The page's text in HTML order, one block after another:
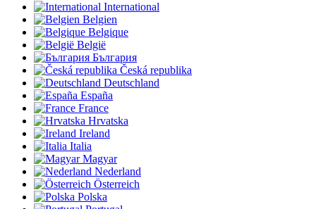
International
Belgien
Belgique
België
България
Česká republika
Deutschland
España
France
Hrvatska
Ireland
Italia
Magyar
Nederland
Österreich
Polska